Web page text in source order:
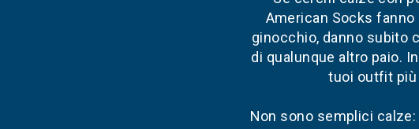
American Socks fanno
ginocchio, danno subito
di qualunque altro paio.
tuoi outfit più
Non sono semplici